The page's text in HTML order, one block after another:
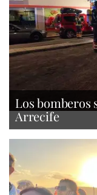
Los bomberos
Arrecife